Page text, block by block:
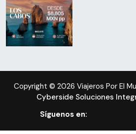
Copyright © 2026 Viajeros Por El
Cyberside Soluciones
Síguenos en: